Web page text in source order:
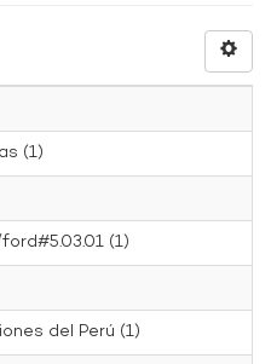
(1)
(1)
del Perú (1)